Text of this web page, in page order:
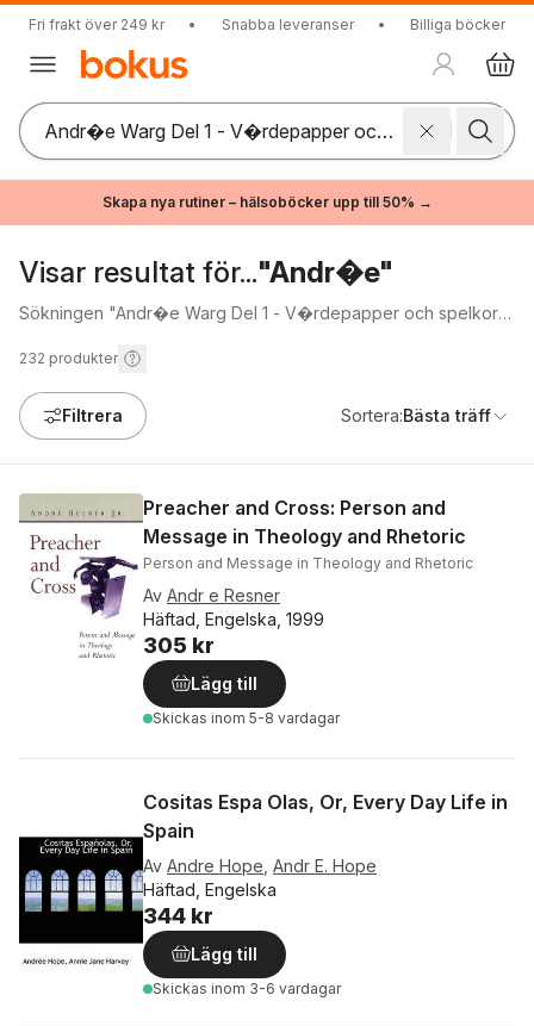
Fri frakt över 249 kr • Snabba leveranser • Billiga böcker
Skapa nya rutiner – hälsoböcker upp till 50% →
Visar resultat för..."Andr�e"
Sökningen "Andr�e Warg Del 1 - V�rdepapper och spelkort"
232 produkter
Filtrera Sortera:Bästa träff
Preacher and Cross: Person and
Message in Theology and Rhetoric
Person and Message in Theology and Rhetoric
Av Andr e Resner
Häftad, Engelska, 1999
305 kr
Lägg till
Skickas inom 5-8 vardagar
Cositas Espa Olas, Or, Every Day Life in
Spain
Av Andre Hope Andr E. Hope
Häftad, Engelska
344 kr
Lägg till
Skickas inom 3-6 vardagar